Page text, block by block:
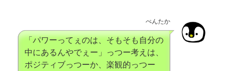
ぺんたか
「パワーってぇのは、そもそも自分の
中にあるんやでぇー」っつー考えは、
ポジティブっつーか、楽観的っつー